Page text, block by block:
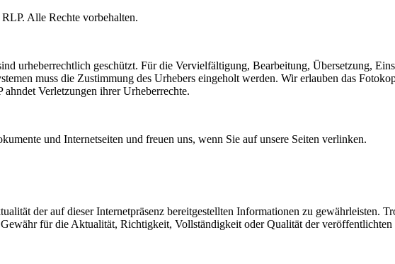
Alle Rechte vorbehalten.
urheberrechtlich geschützt. Für die Vervielfältigung, Bearbeitung, Übersetzung,
muss die Zustimmung des Urhebers eingeholt werden. Wir erlauben das
Verletzungen ihrer Urheberrechte.
und Internetseiten und freuen uns, wenn Sie auf unsere Seiten verlinken.
der auf dieser Internetpräsenz bereitgestellten Informationen zu gewährleisten.
für die Aktualität, Richtigkeit, Vollständigkeit oder Qualität der veröffentlichten